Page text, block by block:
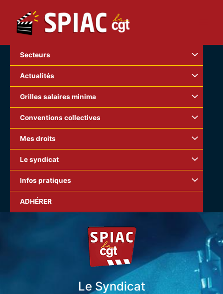
contenu
Secteurs
Actualités
Grilles salaires minima
Conventions collectives
Mes droits
Le syndicat
Infos pratiques
ADHÉRER
Le Syndicat